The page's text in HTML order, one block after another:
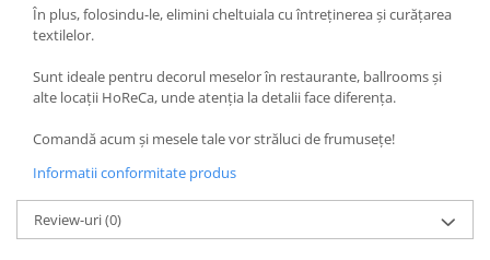
În plus, folosindu-le, elimini cheltuiala cu întreținerea și curățarea
textilelor.
Sunt ideale pentru decorul meselor în restaurante, ballrooms și
alte locații HoReCa, unde atenția la detalii face diferența.
Comandă acum și mesele tale vor străluci de frumusețe!
Informatii conformitate produs
Review-uri(0)